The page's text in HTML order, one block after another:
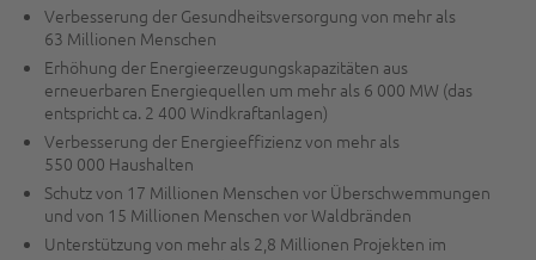
Verbesserung der Gesundheitsversorgung von mehr als
63 Millionen Menschen
Erhöhung der Energieerzeugungskapazitäten aus
erneuerbaren Energiequellen um mehr als 6 000 MW (das
entspricht ca. 2 400 Windkraftanlagen)
Verbesserung der Energieeffizienz von mehr als
550 000 Haushalten
Schutz von 17 Millionen Menschen vor Überschwemmungen
und von 15 Millionen Menschen vor Waldbränden
Unterstützung von mehr als 2,8 Millionen Projekten im